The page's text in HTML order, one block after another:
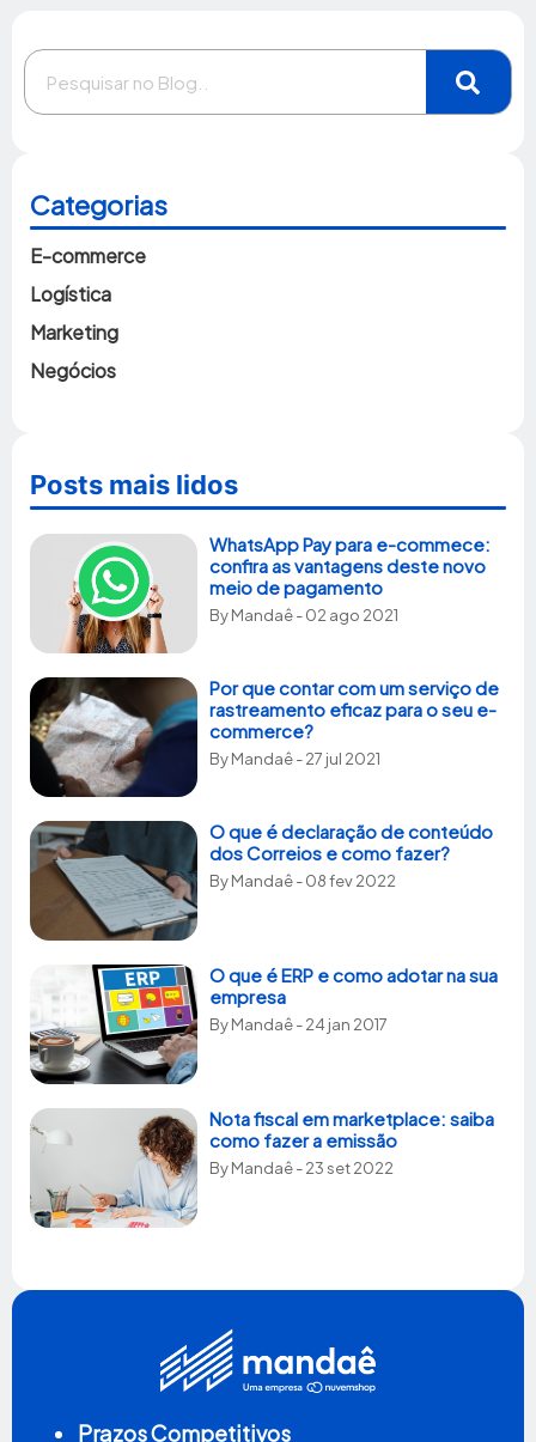
Categorias
E-commerce
Logística
Marketing
Negócios
Posts mais lidos
WhatsApp Pay para e-commece:
confira as vantagens deste novo
meio de pagamento
ByMandaê- 02 ago 2021
Por que contar com um serviço de
rastreamento eficaz para o seu e-
commerce?
ByMandaê- 27 jul 2021
O que é declaração de conteúdo
dos Correios e como fazer?
ByMandaê- 08 fev 2022
O que é ERP e como adotar na sua
empresa
ByMandaê- 24 jan 2017
Nota fiscal em marketplace: saiba
como fazer a emissão
ByMandaê- 23 set 2022
Prazos Competitivos